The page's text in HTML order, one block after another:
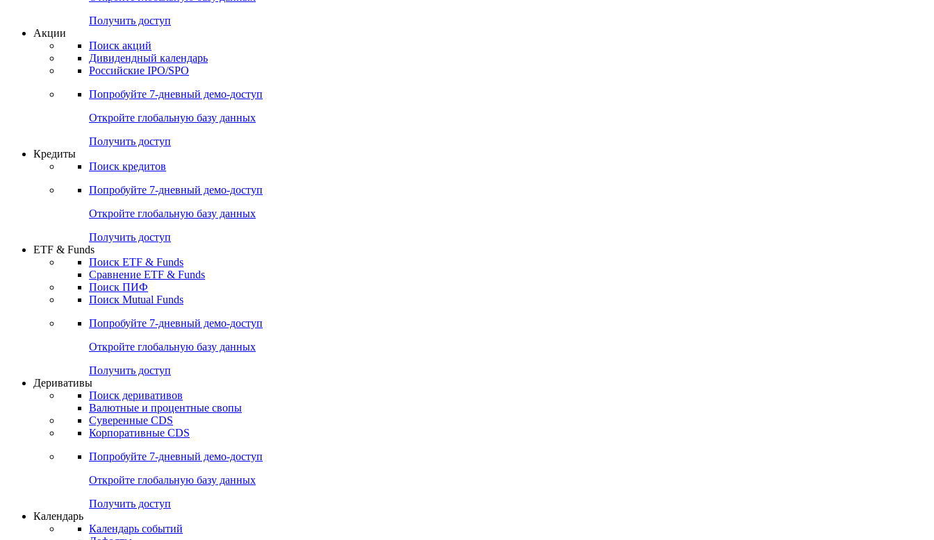
Попробуйте7-дневный
Откройте глобальную базу данных
Получить доступ
Акции
Поиск акций
Дивидендный календарь
Российские IPO/SPO
Попробуйте7-дневный
Откройте глобальную базу данных
Получить доступ
Кредиты
Поиск кредитов
Попробуйте7-дневный
Откройте глобальную базу данных
Получить доступ
ETF & Funds
Поиск ETF & Funds
Сравнение ETF & Funds
Поиск ПИФ
Поиск Mutual Funds
Попробуйте7-дневный
Откройте глобальную базу данных
Получить доступ
Деривативы
Поиск деривативов
Валютные и процентные свопы
Суверенные CDS
Корпоративные CDS
Попробуйте7-дневный
Откройте глобальную базу данных